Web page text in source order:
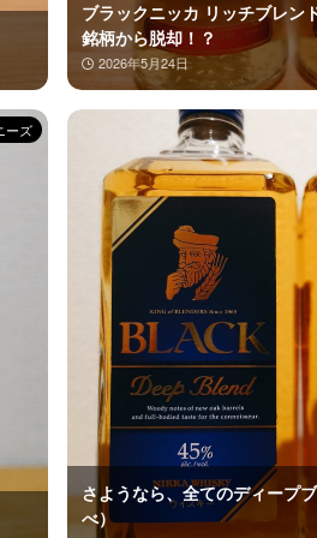
ブラックニッカ リッチブレン
銘柄から脱却！？
2026年5月24日
ーズ
さようなら、全てのディープ
べ）